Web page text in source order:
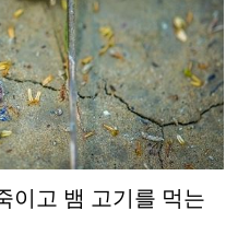
이고 뱀 고기를 먹는